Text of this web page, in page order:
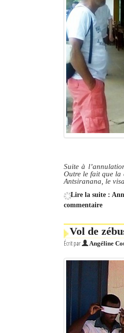
Diego Suarez Pratique
Les Petites Annonces
La Tribune de Diego en PDF
Identifiant oublié ?
Mot de passe oublié ?
Suite à
Outre le fait que la
Antsiranana, le
Lire la suite :
commentaire
Vol de
Écrit par Angéline